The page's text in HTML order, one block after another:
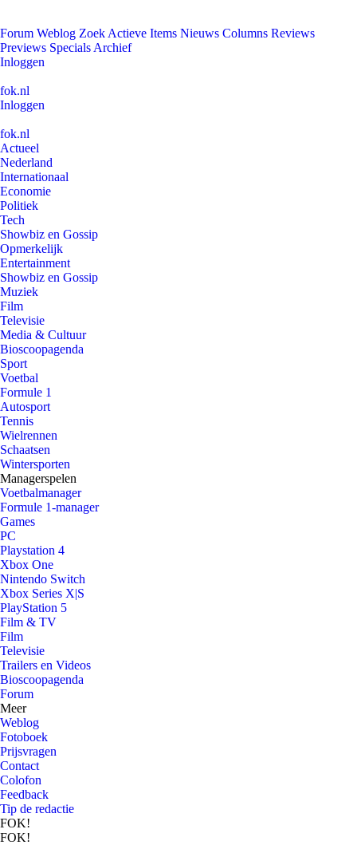
Forum Weblog Zoek Actieve Items Nieuws Columns Reviews
Previews Specials Archief
Inloggen
fok.nl
Inloggen
fok.nl
Actueel
Nederland
Internationaal
Economie
Politiek
Tech
Showbiz en Gossip
Opmerkelijk
Entertainment
Showbiz en Gossip
Muziek
Film
Televisie
Media & Cultuur
Bioscoopagenda
Sport
Voetbal
Formule 1
Autosport
Tennis
Wielrennen
Schaatsen
Wintersporten
Managerspelen
Voetbalmanager
Formule 1-manager
Games
PC
Playstation 4
Xbox One
Nintendo Switch
Xbox Series X|S
PlayStation 5
Film & TV
Film
Televisie
Trailers en Videos
Bioscoopagenda
Forum
Meer
Weblog
Fotoboek
Prijsvragen
Contact
Colofon
Feedback
Tip de redactie
FOK!
FOK!